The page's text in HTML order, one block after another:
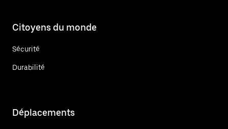
Citoyens du monde
Sécurité
Durabilité
Déplacements